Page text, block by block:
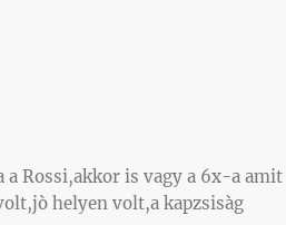
a Rossi,akkor is vagy a 6x-a amit
helyen volt,a kapzsisàg